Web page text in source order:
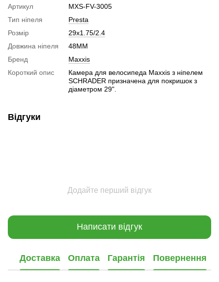
Артикул
MXS-FV-3005
Тип ніпеля
Presta
Розмір
29x1.75/2.4
Довжина ніпеля
48ММ
Бренд
Maxxis
Короткий опис
Камера для велосипеда Maxxis з ніпелем
SCHRADER призначена для покришок з
діаметром 29".
Відгуки
Додайте перший відгук
Написати відгук
Доставка Оплата Гарантія Повернення